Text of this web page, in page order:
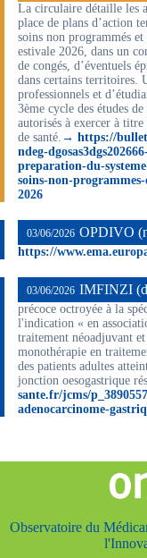
La circulaire détaille les
place de plans d’action
soins non programmés
estivale 2026, dans un
de congés, d’éventuels
dans certains territoires.
professionnels et
3ème cycle des études
autorisés à exercer à titre
de santé. → https://
ndeg-
preparation-du-
soins-non-
2026
03/06/2026 OPDIVO
https://
03/06/2026 IMFINZI
précoce octroyée à la
l'indication « en
traitement néoadjuvant
monothérapie en
des patients adultes
jonction oesogastrique
sante.fr/jcms/
adenocarcinome-
Observatoire du